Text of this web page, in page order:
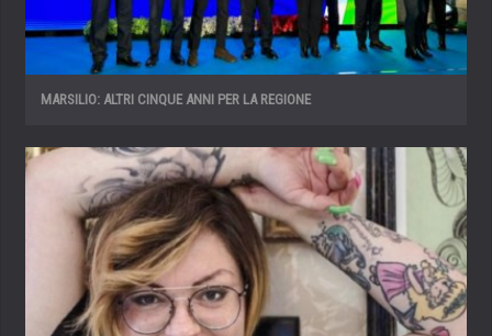
MARSILIO: ALTRI CINQUE ANNI PER LA REGIONE